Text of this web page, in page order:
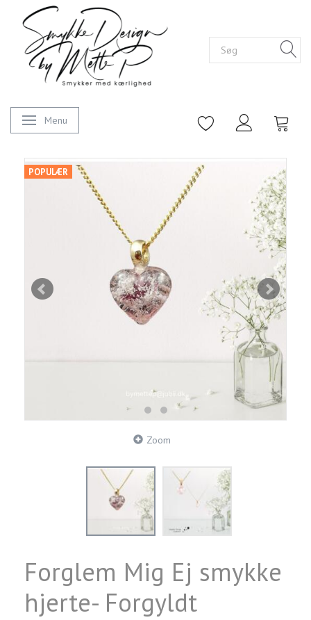
Skifte navigation
Menu
POPULÆR
Zoom
Forglem Mig Ej smykke
hjerte- Forgyldt